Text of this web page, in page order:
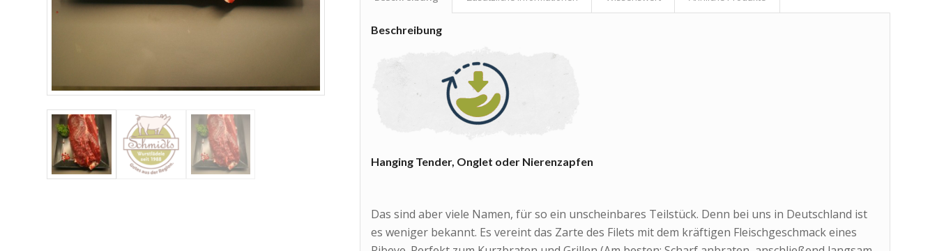
Beschreibung
Hanging Tender, Onglet oder Nierenzapfen
Das sind aber viele Namen, für so ein unscheinbares Teilstück. Denn bei uns in Deutschland ist
es weniger bekannt. Es vereint das Zarte des Filets mit dem kräftigen Fleischgeschmack eines